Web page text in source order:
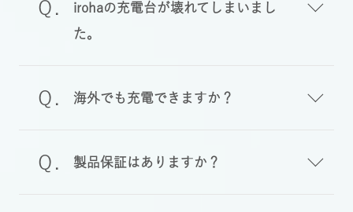
irohaの充電台が壊れてしまいまし
た。
海外でも充電できますか？
製品保証はありますか？